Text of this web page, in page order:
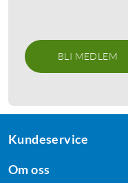
BLI MEDLEM
Kundeservice
Om oss